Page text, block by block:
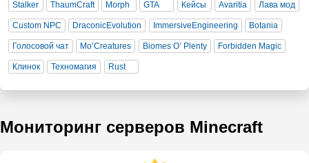
Stalker ThaumCraft Morph GTA Кейсы Avaritia Лава мод
Custom NPC DraconicEvolution ImmersiveEngineering Botania
Голосовой чат Mo’Creatures Biomes O’ Plenty Forbidden Magic
Клинок Техномагия Rust
Мониторинг серверов Minecraft